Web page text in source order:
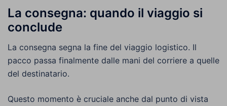
La consegna: quando il viaggio si
conclude
La consegna segna la fine del viaggio logistico. Il
pacco passa finalmente dalle mani del corriere a quelle
del destinatario.
Questo momento è cruciale anche dal punto di vista